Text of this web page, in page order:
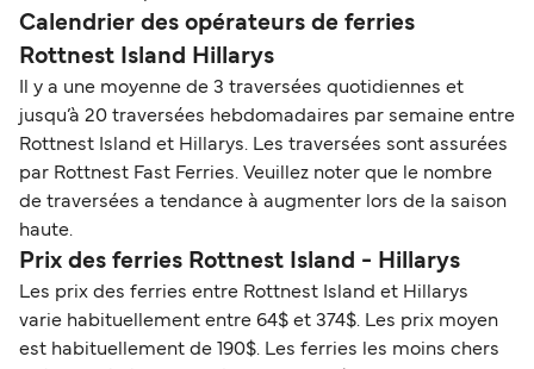
Calendrier des opérateurs de ferries
Rottnest Island Hillarys
Il y a une moyenne de 3 traversées quotidiennes et
jusqu’à 20 traversées hebdomadaires par semaine entre
Rottnest Island et Hillarys. Les traversées sont assurées
par Rottnest Fast Ferries. Veuillez noter que le nombre
de traversées a tendance à augmenter lors de la saison
haute.
Prix des ferries Rottnest Island - Hillarys
Les prix des ferries entre Rottnest Island et Hillarys
varie habituellement entre 64$ et 374$. Les prix moyen
est habituellement de 190$. Les ferries les moins chers